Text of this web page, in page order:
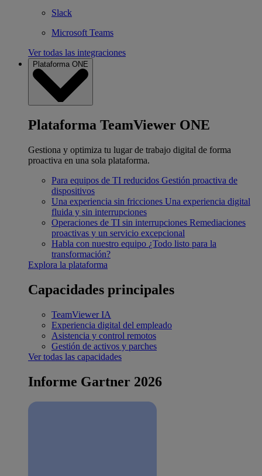
Slack
Microsoft Teams
Ver todas las integraciones
Plataforma ONE
Plataforma TeamViewer ONE
Gestiona y optimiza tu lugar de trabajo digital de forma
proactiva en una sola plataforma.
Para equipos de TI reducidos Gestión proactiva de
dispositivos
Una experiencia sin fricciones Una experiencia digital
fluida y sin interrupciones
Operaciones de TI sin interrupciones Remediaciones
proactivas y un servicio excepcional
Habla con nuestro equipo ¿Todo listo para la
transformación?
Explora la plataforma
Capacidades principales
TeamViewer IA
Experiencia digital del empleado
Asistencia y control remotos
Gestión de activos y parches
Ver todas las capacidades
Informe Gartner 2026